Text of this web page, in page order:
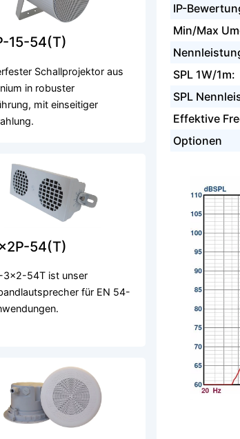
15-54(T)
Schallprojektor aus
in robuster
mit einseitiger
54(T)
3x2-54T ist unser
für EN 54-
IP-
Min/Max
SPL 1W/1m:
SPL
Effektive
Optionen